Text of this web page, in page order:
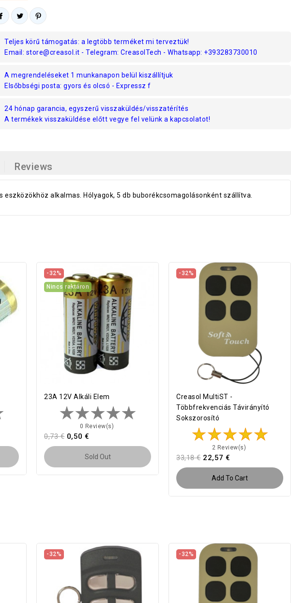
Teljes körű támogatás: a legtöbb terméket mi terveztük!
Email: store@creasol.it - Telegram: CreasolTech - Whatsapp: +393283730010
A megrendeléseket 1 munkanapon belül kiszállítjuk
Elsőbbségi posta: gyors és olcsó - Expressz f
24 hónap garancia, egyszerű visszaküldés/visszatérítés
A termékek visszaküldése előtt vegye fel velünk a kapcsolatot!
Reviews
alkalmas. Hólyagok, 5 db buborékcsomagolásonként szállítva.
23A 12V Alkáli Elem
0 Review(s)
0,73 € 0,50 €
Sold Out
-32%
Nincs raktáron
Creasol MultiST -
Többfrekvenciás Távirányító
Sokszorosító
2 Review(s)
33,18 € 22,57 €
Add To Cart
-32%
-32% -32%